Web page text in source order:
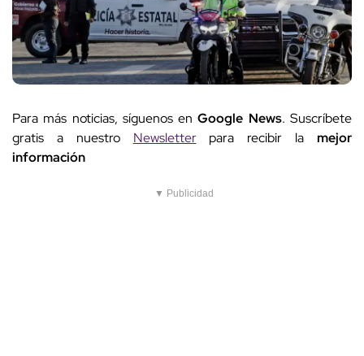
Para más noticias, síguenos enGoogle News. Suscríbete
gratis a nuestro Newsletterpara recibir lamejor
información
▼ Publicidad